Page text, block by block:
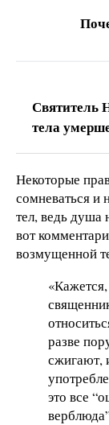
Святитель
тела
Некоторые
сомневаться и
тел, ведь душа
вот
возмущенной
разве
сжигают,
это все